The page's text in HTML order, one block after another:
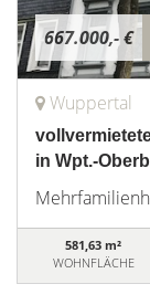
667.000,- €
Wuppertal
in Wpt.-
581,63 m²
WOHNFLÄCHE